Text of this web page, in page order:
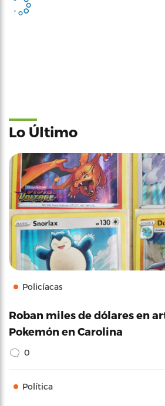
Lo Último
Policíacas
Roban miles de dólares en
Pokemón en Carolina
0
Política